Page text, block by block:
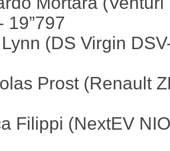
19”797
(DS Virgin
Prost (Renault
Filippi (NextEV